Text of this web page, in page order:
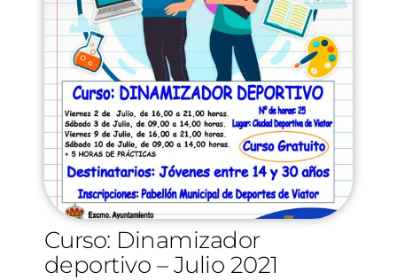
Curso: Dinamizador
deportivo – Julio 2021